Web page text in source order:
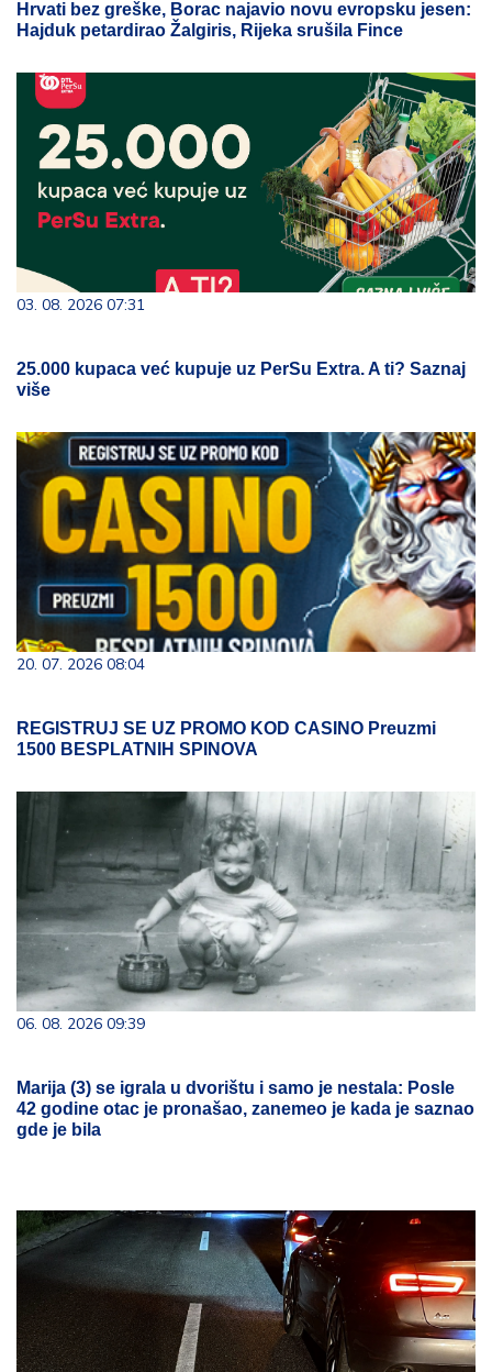
Hrvati bez greške, Borac najavio novu evropsku jesen:
Hajduk petardirao Žalgiris, Rijeka srušila Fince
03. 08. 2026 07:31
25.000 kupaca već kupuje uz PerSu Extra. A ti? Saznaj
više
20. 07. 2026 08:04
REGISTRUJ SE UZ PROMO KOD CASINO Preuzmi
1500 BESPLATNIH SPINOVA
06. 08. 2026 09:39
Marija (3) se igrala u dvorištu i samo je nestala: Posle
42 godine otac je pronašao, zanemeo je kada je saznao
gde je bila